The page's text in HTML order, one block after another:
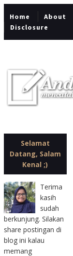
Home About
Disclosure
Selamat
Datang, Salam
Kenal ;)
Terima
kasih
sudah
berkunjung. Silakan
share postingan di
blog ini kalau
memang